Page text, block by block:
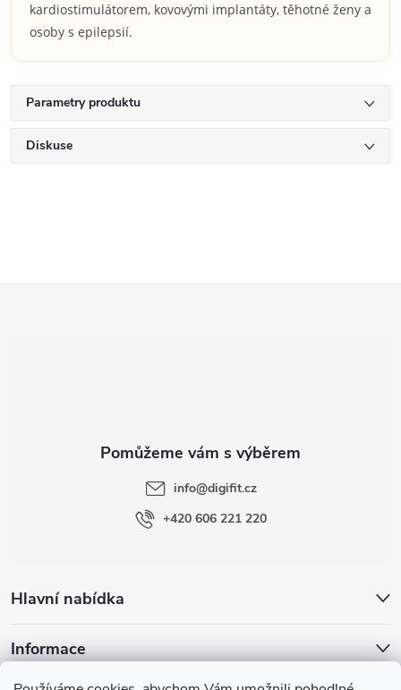
kardiostimulátorem, kovovými implantáty, těhotné ženy a
osoby s epilepsií.
Parametry produktu
Diskuse
info@digifit.cz
+420 606 221 220
Hlavní nabídka
Informace